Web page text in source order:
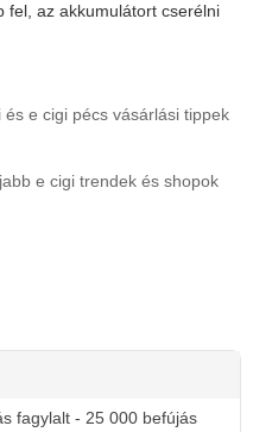
fel, az akkumulátort cserélni
e cigi pécs vásárlási tippek
e cigi trendek és shopok
fagylalt - 25 000 befújás